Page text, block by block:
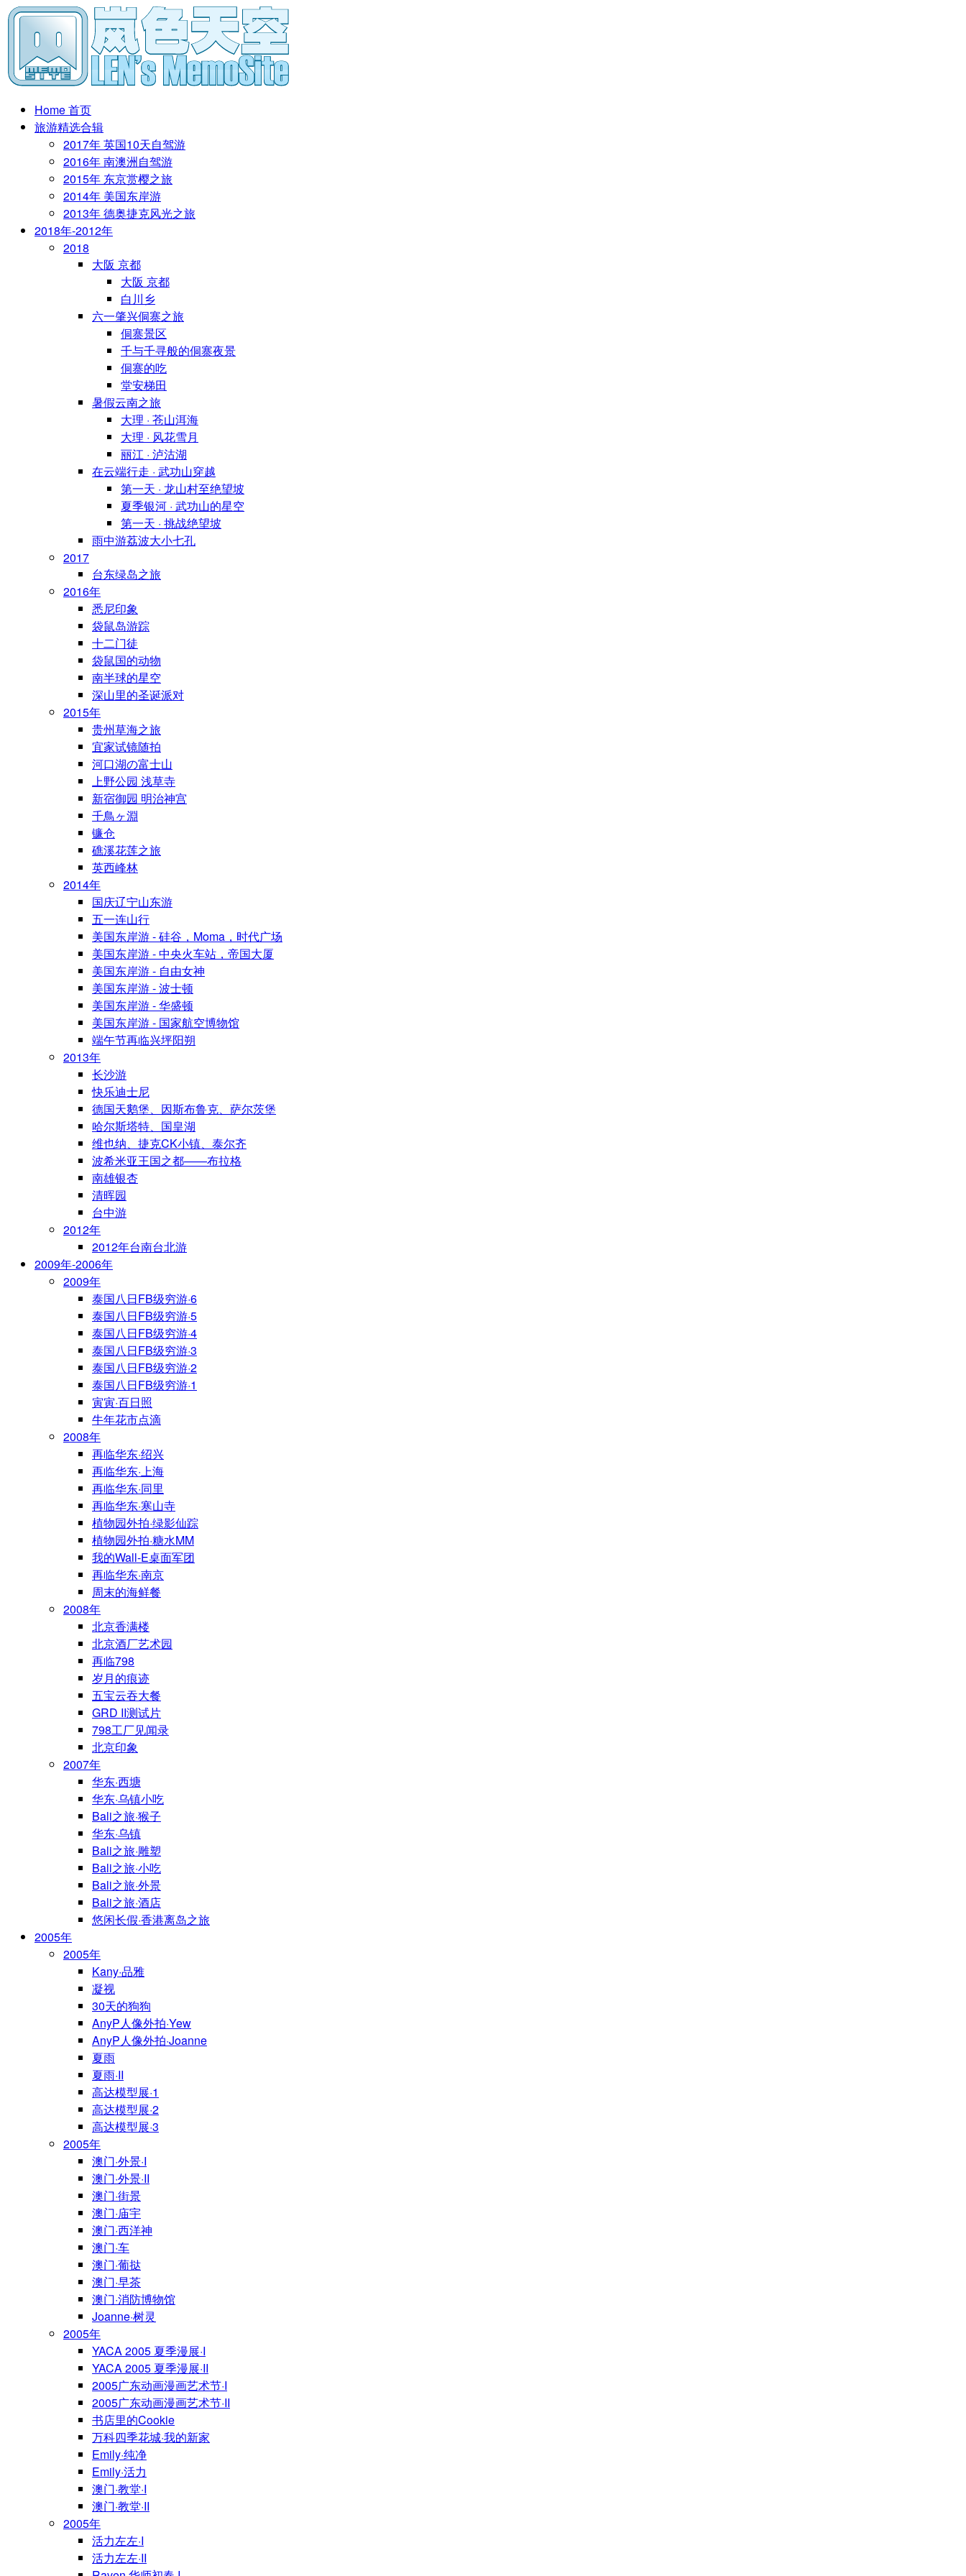
Home 首页
旅游精选合辑
2017年 英国10天自驾游
2016年 南澳洲自驾游
2015年 东京赏樱之旅
2014年 美国东岸游
2013年 德奥捷克风光之旅
2018年-2012年
2018
大阪 京都
大阪 京都
白川乡
六一肇兴侗寨之旅
侗寨景区
千与千寻般的侗寨夜景
侗寨的吃
堂安梯田
暑假云南之旅
大理 · 苍山洱海
大理 · 风花雪月
丽江 · 泸沽湖
在云端行走 · 武功山穿越
第一天 · 龙山村至绝望坡
夏季银河 · 武功山的星空
第一天 · 挑战绝望坡
雨中游荔波大小七孔
2017
台东绿岛之旅
2016年
悉尼印象
袋鼠岛游踪
十二门徒
袋鼠国的动物
南半球的星空
深山里的圣诞派对
2015年
贵州草海之旅
宜家试镜随拍
河口湖の富士山
上野公园 浅草寺
新宿御园 明治神宫
千鳥ヶ淵
镰仓
礁溪花莲之旅
英西峰林
2014年
国庆辽宁山东游
五一连山行
美国东岸游 - 硅谷，Moma，时代广场
美国东岸游 - 中央火车站，帝国大厦
美国东岸游 - 自由女神
美国东岸游 - 波士顿
美国东岸游 - 华盛顿
美国东岸游 - 国家航空博物馆
端午节再临兴坪阳朔
2013年
长沙游
快乐迪士尼
德国天鹅堡、因斯布鲁克、萨尔茨堡
哈尔斯塔特、国皇湖
维也纳、捷克CK小镇、泰尔齐
波希米亚王国之都——布拉格
南雄银杏
清晖园
台中游
2012年
2012年台南台北游
2009年-2006年
2009年
泰国八日FB级穷游·6
泰国八日FB级穷游·5
泰国八日FB级穷游·4
泰国八日FB级穷游·3
泰国八日FB级穷游·2
泰国八日FB级穷游·1
寅寅·百日照
牛年花市点滴
2008年
再临华东·绍兴
再临华东·上海
再临华东·同里
再临华东·寒山寺
植物园外拍·绿影仙踪
植物园外拍·糖水MM
我的Wall-E桌面军团
再临华东·南京
周末的海鲜餐
2008年
北京香满楼
北京酒厂艺术园
再临798
岁月的痕迹
五宝云吞大餐
GRD II测试片
798工厂见闻录
北京印象
2007年
华东·西塘
华东·乌镇小吃
Bali之旅·猴子
华东·乌镇
Bali之旅·雕塑
Bali之旅·小吃
Bali之旅·外景
Bali之旅·酒店
悠闲长假·香港离岛之旅
2005年
2005年
Kany·品雅
凝视
30天的狗狗
AnyP人像外拍·Yew
AnyP人像外拍·Joanne
夏雨
夏雨·II
高达模型展·1
高达模型展·2
高达模型展·3
2005年
澳门·外景·I
澳门·外景·II
澳门·街景
澳门·庙宇
澳门·西洋神
澳门·车
澳门·葡挞
澳门·早茶
澳门·消防博物馆
Joanne·树灵
2005年
YACA 2005 夏季漫展·I
YACA 2005 夏季漫展·II
2005广东动画漫画艺术节·I
2005广东动画漫画艺术节·II
书店里的Cookie
万科四季花城·我的新家
Emily·纯净
Emily·活力
澳门·教堂·I
澳门·教堂·II
2005年
活力左左·I
活力左左·II